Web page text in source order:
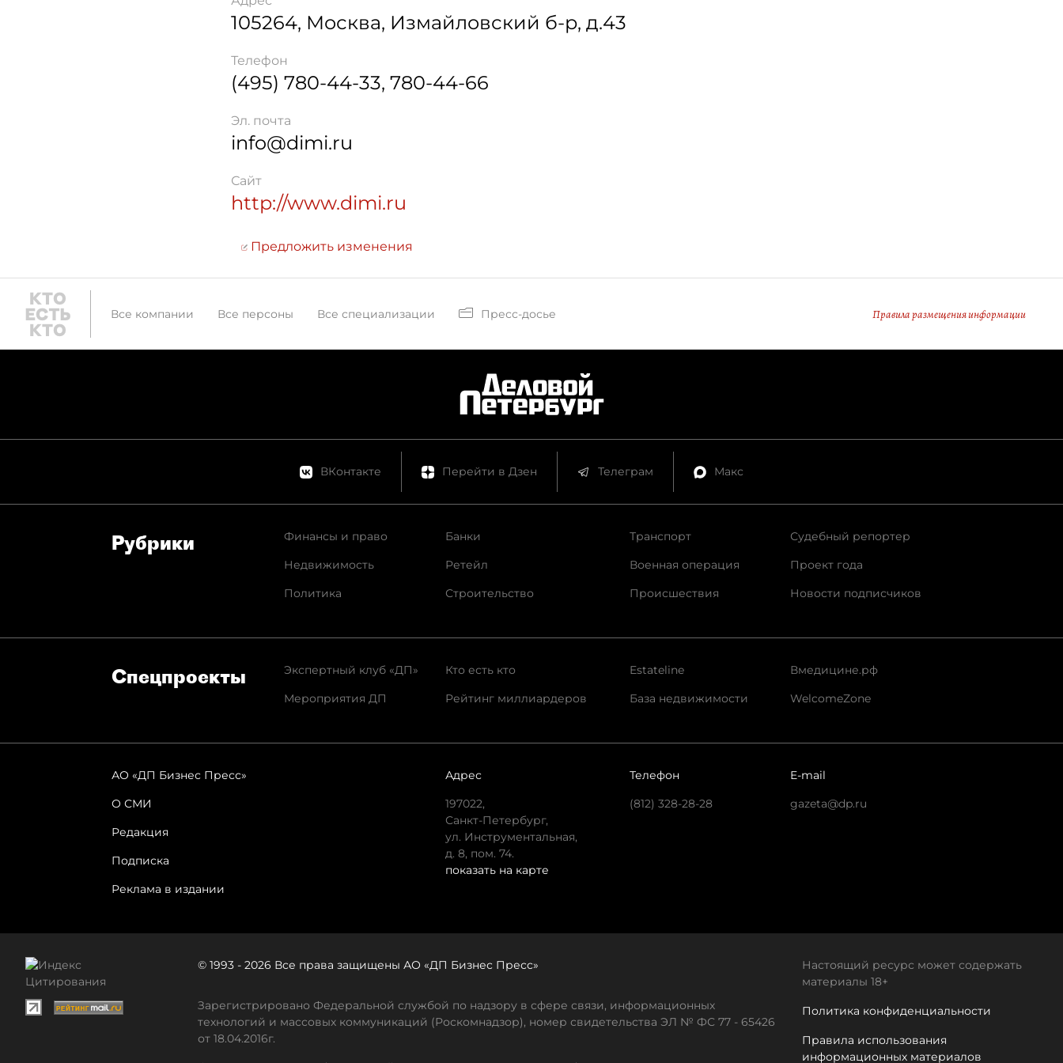
105264, Москва, Измайловский б-р, д.43
Телефон
(495) 780-44-33, 780-44-66
Эл. почта
info@dimi.ru
Сайт
http://www.dimi.ru
Предложить изменения
Все компании Все персоны Все специализации Пресс-досье Правила размещения информации
ВКонтакте Перейти в Дзен Телеграм Макс
Рубрики
Финансы и право
Недвижимость
Политика
Банки
Ретейл
Строительство
Транспорт
Военная операция
Происшествия
Судебный репортер
Проект года
Новости подписчиков
Спец­проекты
Экспертный клуб «ДП»
Мероприятия ДП
Кто есть кто
Рейтинг миллиардеров
Estateline
База недвижимости
Вмедицине.рф
WelcomeZone
АО «ДП Бизнес Пресс»
О СМИ
Редакция
Подписка
Реклама в издании
Адрес
197022,
Санкт-Петербург,
ул. Инструментальная,
д. 8, пом. 74.
показать на карте
Телефон
(812) 328-28-28
E-mail
gazeta@dp.ru
© 1993 - 2026 Все права защищены АО «ДП Бизнес Пресс»
Зарегистрировано Федеральной службой по надзору в сфере связи, информационных
технологий и массовых коммуникаций (Роскомнадзор), номер свидетельства ЭЛ № ФС 77 - 65426
от 18.04.2016г.
Настоящий ресурс может содержать
материалы 18+
Политика конфиденциальности
Правила использования
информационных материалов